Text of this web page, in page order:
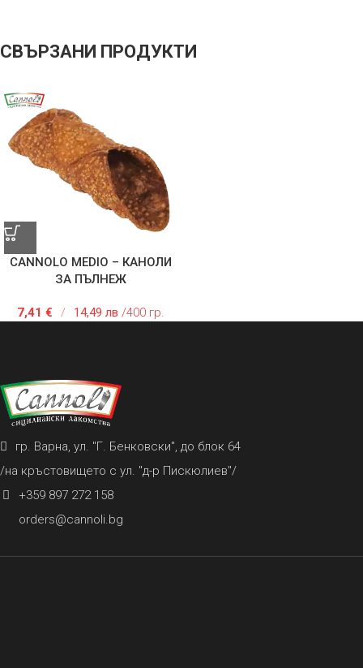
СВЪРЗАНИ ПРОДУКТИ
CANNOLO MEDIO – КАНОЛИ
ЗА ПЪЛНЕЖ
7,41 € / 14,49 лв /400 гр.
гр. Варна, ул. "Г. Бенковски", до блок 64
/на кръстовището с ул. "д-р Пискюлиев"/
+359 897 272 158
orders@cannoli.bg